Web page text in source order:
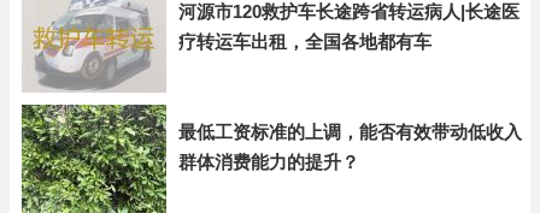
河源市120救护车长途跨省转运病人|长途医
疗转运车出租，全国各地都有车
最低工资标准的上调，能否有效带动低收入
群体消费能力的提升？